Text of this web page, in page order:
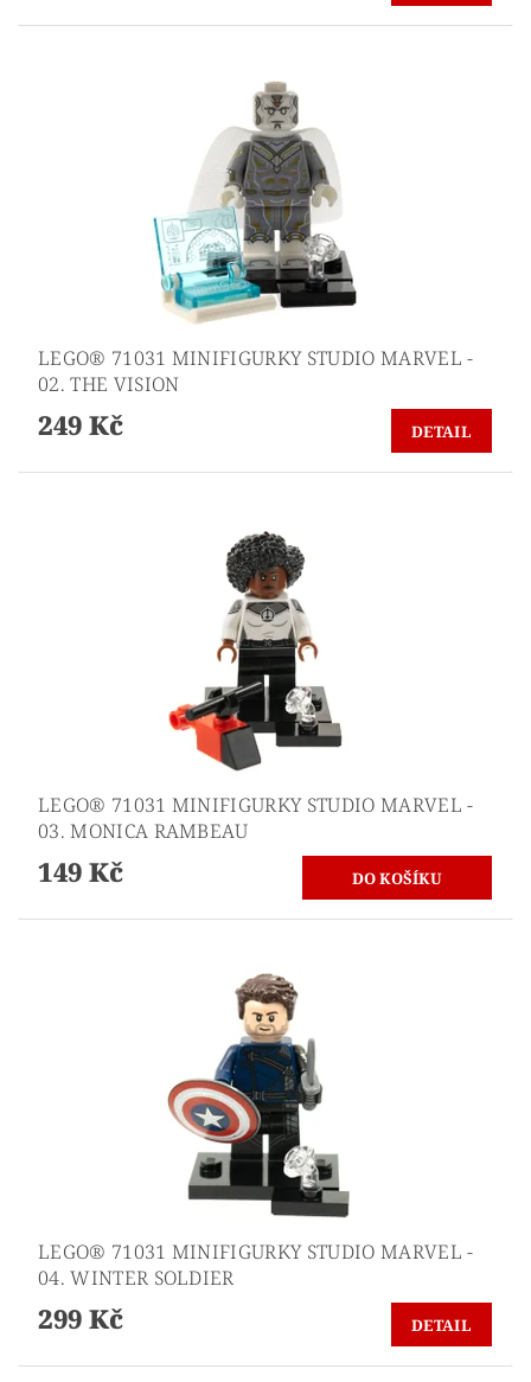
LEGO® 71031 MINIFIGURKY STUDIO MARVEL -
02. THE VISION
249 Kč DETAIL
LEGO® 71031 MINIFIGURKY STUDIO MARVEL -
03. MONICA RAMBEAU
149 Kč
LEGO® 71031 MINIFIGURKY STUDIO MARVEL -
04. WINTER SOLDIER
299 Kč DETAIL